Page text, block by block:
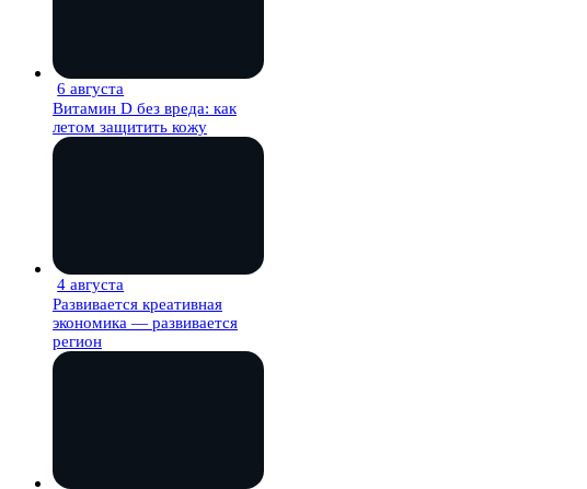
6 августа
Витамин D без вреда: как
летом защитить кожу
4 августа
Развивается креативная
экономика — развивается
регион